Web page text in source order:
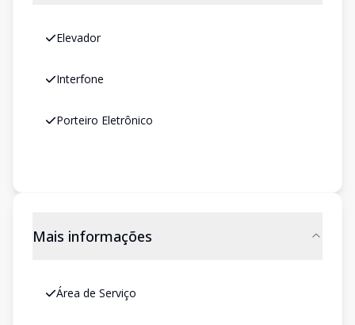
Elevador
Interfone
Porteiro Eletrônico
Mais informações
Área de Serviço